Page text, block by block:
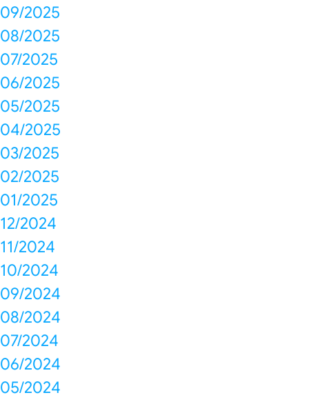
09/2025
08/2025
07/2025
06/2025
05/2025
04/2025
03/2025
02/2025
01/2025
12/2024
11/2024
10/2024
09/2024
08/2024
07/2024
06/2024
05/2024